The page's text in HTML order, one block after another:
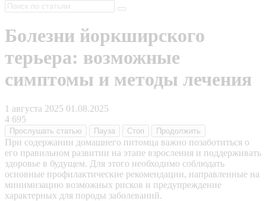
Болезни йоркширского
терьера: возможные
симптомы и методы лечения
1 августа 2025 01.08.2025
4 695
Прослушать статью Пауза Стоп Продолжить
При содержании домашнего питомца важно позаботиться о
его правильном развитии на этапе взросления и поддерживать
здоровье в будущем. Для этого необходимо соблюдать
основные профилактические рекомендации, направленные на
минимизацию возможных рисков и предупреждение
характерных для породы заболеваний.